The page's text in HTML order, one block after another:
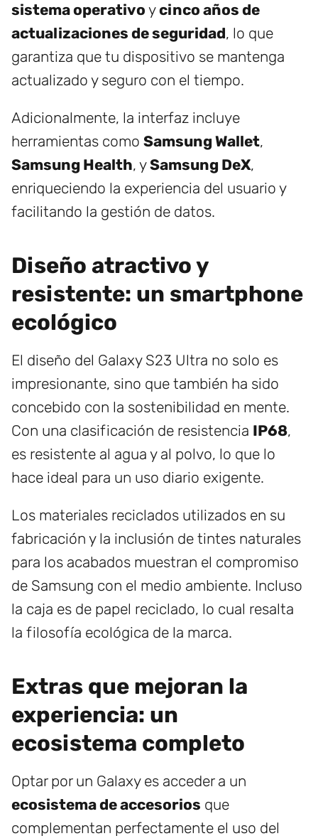
sistema operativo ycinco años de
actualizaciones de seguridad, lo que
garantiza que tu dispositivo se mantenga
actualizado y seguro con el tiempo.
Adicionalmente, la interfaz incluye
herramientas como Samsung Wallet,
Samsung Health, ySamsung DeX,
enriqueciendo la experiencia del usuario y
facilitando la gestión de datos.
Diseño atractivo y
resistente: un smartphone
ecológico
El diseño del Galaxy S23 Ultra no solo es
impresionante, sino que también ha sido
concebido con la sostenibilidad en mente.
Con una clasificación de resistencia IP68,
es resistente al agua y al polvo, lo que lo
hace ideal para un uso diario exigente.
Los materiales reciclados utilizados en su
fabricación y la inclusión de tintes naturales
para los acabados muestran el compromiso
de Samsung con el medio ambiente. Incluso
la caja es de papel reciclado, lo cual resalta
la filosofía ecológica de la marca.
Extras que mejoran la
experiencia: un
ecosistema completo
Optar por un Galaxy es acceder a un
ecosistema de accesorios que
complementan perfectamente el uso del